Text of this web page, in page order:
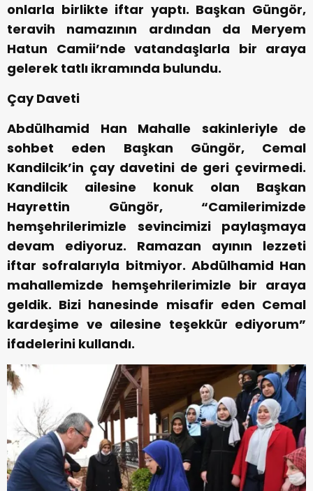
onlarla birlikte iftar yaptı. Başkan Güngör,
teravih namazının ardından da Meryem
Hatun Camii’nde vatandaşlarla bir araya
gelerek tatlı ikramında bulundu.
Çay Daveti
Abdülhamid Han Mahalle sakinleriyle de
sohbet eden Başkan Güngör, Cemal
Kandilcik’in çay davetini de geri çevirmedi.
Kandilcik ailesine konuk olan Başkan
Hayrettin Güngör, “Camilerimizde
hemşehrilerimizle sevincimizi paylaşmaya
devam ediyoruz. Ramazan ayının lezzeti
iftar sofralarıyla bitmiyor. Abdülhamid Han
mahallemizde hemşehrilerimizle bir araya
geldik. Bizi hanesinde misafir eden Cemal
kardeşime ve ailesine teşekkür ediyorum”
ifadelerini kullandı.